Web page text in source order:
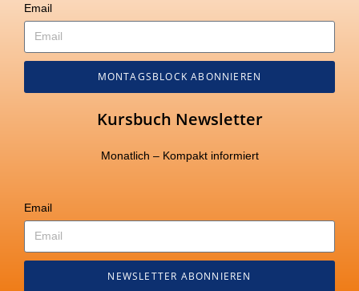
Email
MONTAGSBLOCK ABONNIEREN
Kursbuch Newsletter
Monatlich – Kompakt informiert
Email
NEWSLETTER ABONNIEREN